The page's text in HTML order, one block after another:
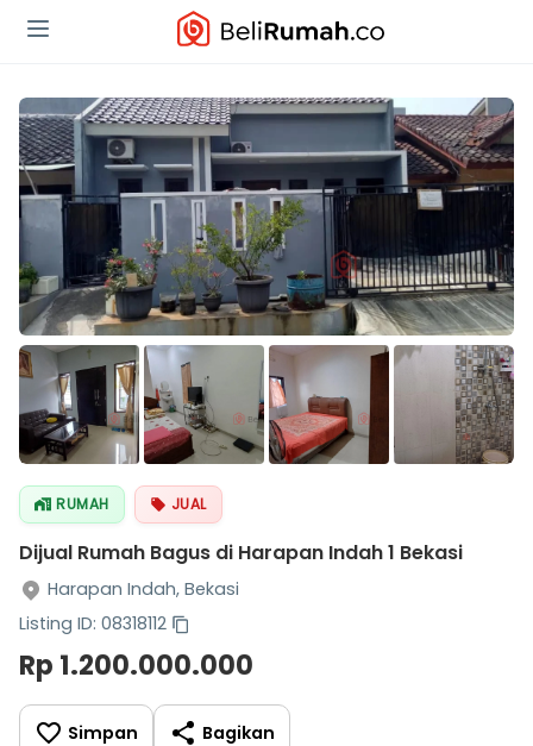
RUMAH JUAL
Dijual Rumah Bagus di Harapan Indah 1 Bekasi
Harapan Indah, Bekasi
Listing ID: 08318112
Rp 1.200.000.000
Simpan Bagikan